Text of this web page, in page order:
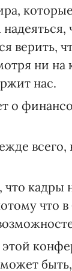
верить,
ни на
нас.
о
всего,
кадры
что в